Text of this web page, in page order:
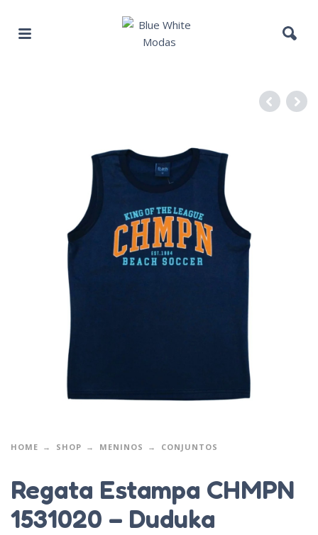
HOME SHOP MENINOS CONJUNTOS
Regata Estampa CHMPN
1531020 – Duduka